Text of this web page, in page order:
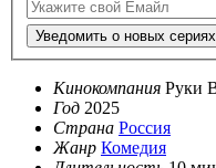
Уведомить о новых сериях
Кинокомпания Руки
Год 2025
Страна Россия
Жанр Комедия